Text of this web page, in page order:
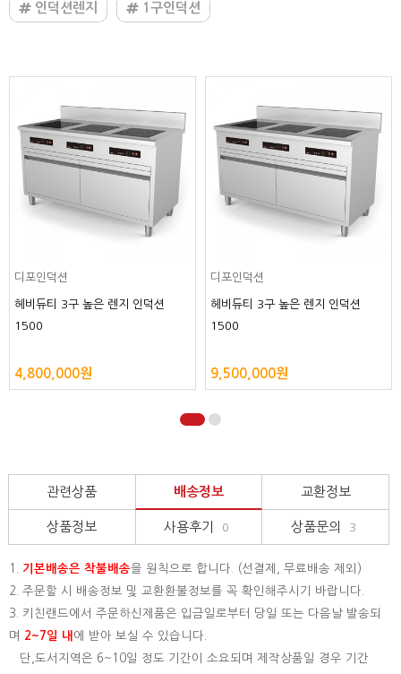
인덕션렌지 1구인덕션
디포인덕션
헤비듀티 3구 높은 렌지 인덕션
1500
4,800,000원
디포인덕션
헤비듀티 3구 높은 렌지 인덕션
1500
9,500,000원
관련상품 배송정보 교환정보
상품정보 사용후기 0 상품문의 3
1. 기본배송은 착불배송을 원칙으로 합니다. (선결제, 무료배송 제외)
2. 주문할 시 배송정보 및 교환환불정보를 꼭 확인해주시기 바랍니다.
3. 키친랜드에서 주문하신제품은 입금일로부터 당일 또는 다음날 발송되
며
2~7일 내 에 받아 보실 수 있습니다.
단,도서지역은 6~10일 정도 기간이 소요되며 제작상품일 경우 기간